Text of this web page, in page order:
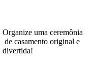
Organize uma ceremônia
de casamento original e
divertida!